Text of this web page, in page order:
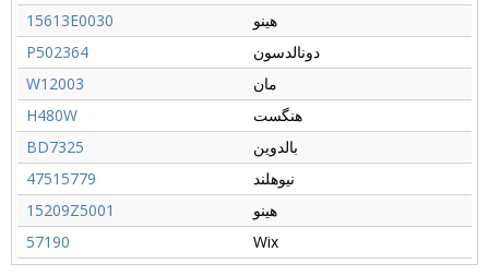
15613E0030
هینو
P502364
دونالدسون
W12003
مان
H480W
هنگست
BD7325
بالدوین
47515779
نیوهلند
15209Z5001
هینو
57190
Wix